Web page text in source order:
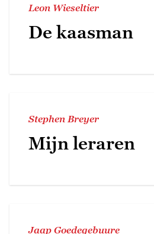
Leon Wieseltier
De kaasman
Stephen Breyer
Mijn leraren
Jaap Goedegebuure